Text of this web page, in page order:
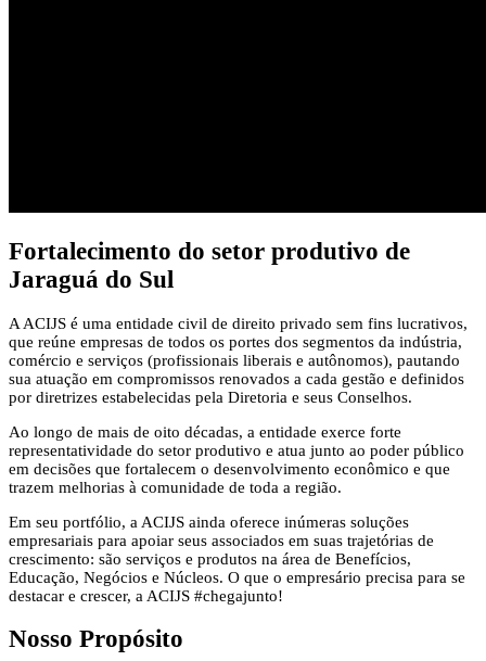
Fortalecimento do setor produtivo de
Jaraguá do Sul
A ACIJS é uma entidade civil de direito privado sem fins lucrativos,
que reúne empresas de todos os portes dos segmentos da indústria,
comércio e serviços (profissionais liberais e autônomos), pautando
sua atuação em compromissos renovados a cada gestão e definidos
por diretrizes estabelecidas pela Diretoria e seus Conselhos.
Ao longo de mais de oito décadas, a entidade exerce forte
representatividade do setor produtivo e atua junto ao poder público
em decisões que fortalecem o desenvolvimento econômico e que
trazem melhorias à comunidade de toda a região.
Em seu portfólio, a ACIJS ainda oferece inúmeras soluções
empresariais para apoiar seus associados em suas trajetórias de
crescimento: são serviços e produtos na área de Benefícios,
Educação, Negócios e Núcleos. O que o empresário precisa para se
destacar e crescer, a ACIJS #chegajunto!
Nosso Propósito